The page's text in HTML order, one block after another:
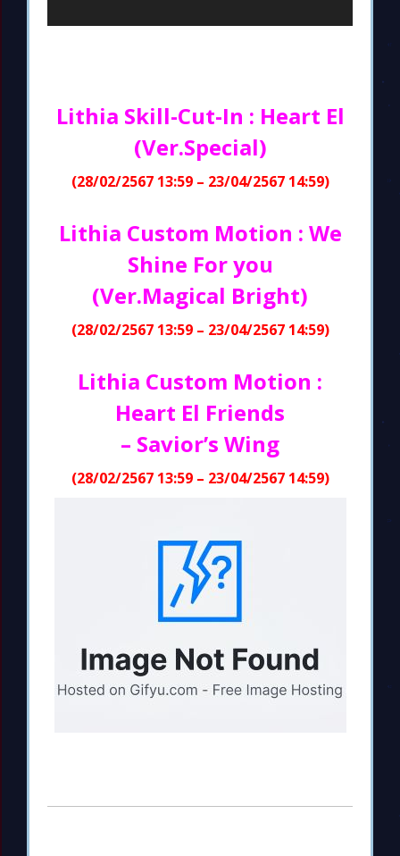
Lithia Skill-Cut-In : Heart El
(Ver.Special)
(28/02/2567 13:59 – 23/04/2567 14:59)
Lithia Custom Motion : We
Shine For you
(Ver.Magical Bright)
(28/02/2567 13:59 – 23/04/2567 14:59)
Lithia Custom Motion :
Heart El Friends
– Savior’s Wing
(28/02/2567 13:59 – 23/04/2567 14:59)